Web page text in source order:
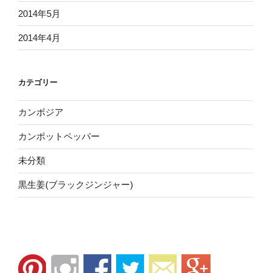
2014年5月
2014年4月
カテゴリー
カンボジア
カンポットペッパー
未分類
黒生姜(ブラックジンジャー)